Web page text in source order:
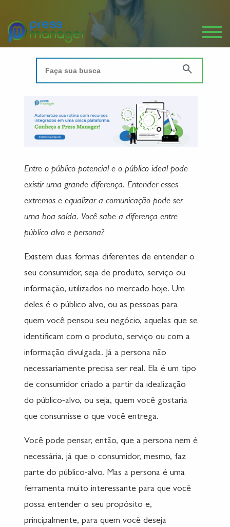
Entre o público potencial e o público ideal pode
existir uma grande diferença. Entender esses
extremos e equalizar a comunicação pode ser
uma boa saída. Você sabe a diferença entre
público alvo e persona?
Existem duas formas diferentes de entender o
seu consumidor, seja de produto, serviço ou
informação, utilizados no mercado hoje. Um
deles é o público alvo, ou as pessoas para
quem você pensou seu negócio, aquelas que se
identificam com o produto, serviço ou com a
informação divulgada. Já a persona não
necessariamente precisa ser real. Ela é um tipo
de consumidor criado a partir da idealização
do público-alvo, ou seja, quem você gostaria
que consumisse o que você entrega.
Você pode pensar, então, que a persona nem é
necessária, já que o consumidor, mesmo, faz
parte do público-alvo. Mas a persona é uma
ferramenta muito interessante para que você
possa entender o seu propósito e,
principalmente, para quem você deseja